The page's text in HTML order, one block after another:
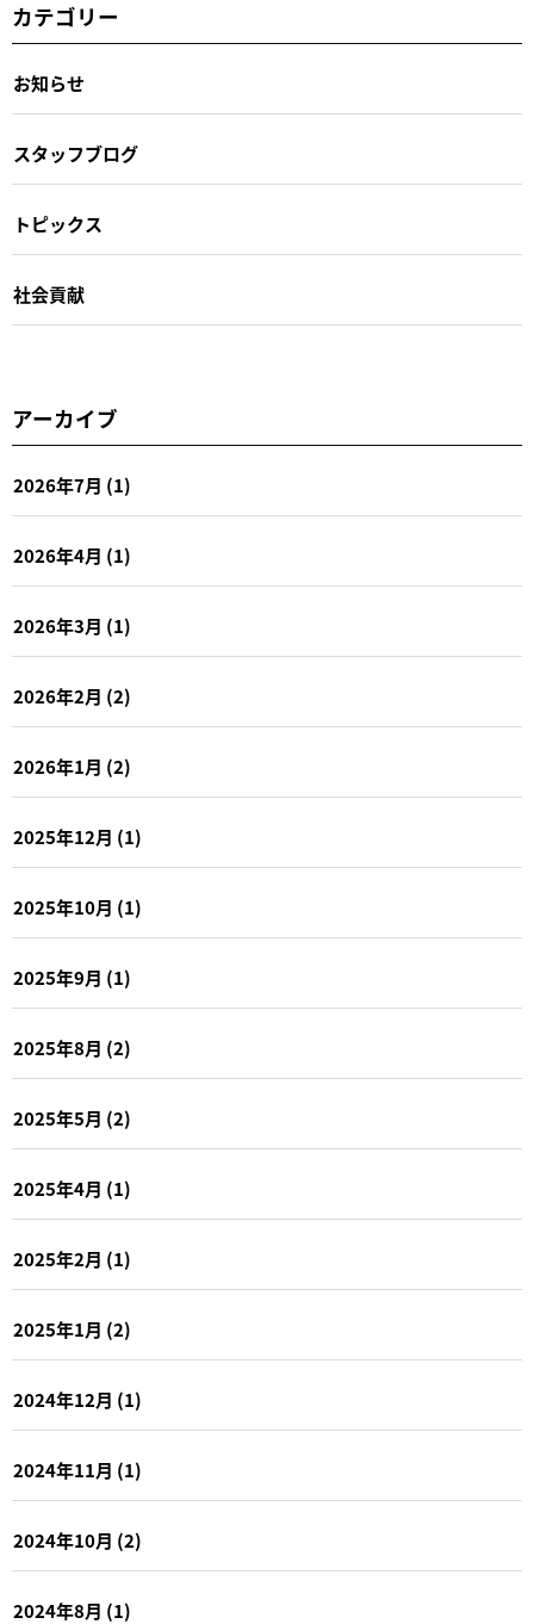
カテゴリー
お知らせ
スタッフブログ
トピックス
社会貢献
アーカイブ
2026年7月 (1)
2026年4月 (1)
2026年3月 (1)
2026年2月 (2)
2026年1月 (2)
2025年12月 (1)
2025年10月 (1)
2025年9月 (1)
2025年8月 (2)
2025年5月 (2)
2025年4月 (1)
2025年2月 (1)
2025年1月 (2)
2024年12月 (1)
2024年11月 (1)
2024年10月 (2)
2024年8月 (1)